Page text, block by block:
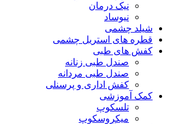
نیک درمان
نیوساد
شیلد چشمی
قطره های استریل چشمی
کفش های طبی
صندل طبی زنانه
صندل طبی مردانه
کفش اداری و پرسنلی
کمک آموزشی
تلسکوپ
میکروسکوپ